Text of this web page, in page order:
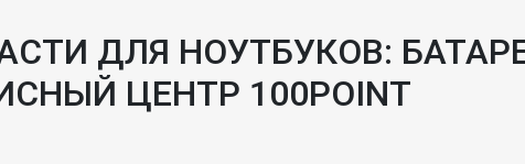
ДЛЯ НОУТБУКОВ:
ЦЕНТР 100POINT